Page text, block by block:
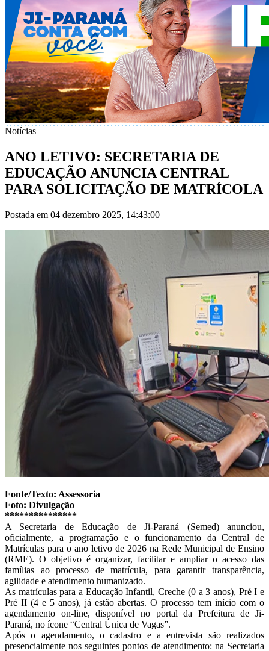
Notícias
ANO LETIVO: SECRETARIA DE
EDUCAÇÃO ANUNCIA CENTRAL
PARA SOLICITAÇÃO DE MATRÍCOLA
Postada em 04 dezembro 2025, 14:43:00
Fonte/Texto: Assessoria
Foto: Divulgação
***************
A Secretaria de Educação de Ji-Paraná (Semed) anunciou,
oficialmente, a programação e o funcionamento da Central de
Matrículas para o ano letivo de 2026 na Rede Municipal de Ensino
(RME). O objetivo é organizar, facilitar e ampliar o acesso das
famílias ao processo de matrícula, para garantir transparência,
agilidade e atendimento humanizado.
As matrículas para a Educação Infantil, Creche (0 a 3 anos), Pré I e
Pré II (4 e 5 anos), já estão abertas. O processo tem início com o
agendamento on-line, disponível no portal da Prefeitura de Ji-
Paraná, no ícone “Central Única de Vagas”.
Após o agendamento, o cadastro e a entrevista são realizados
presencialmente nos seguintes pontos de atendimento: na Secretaria